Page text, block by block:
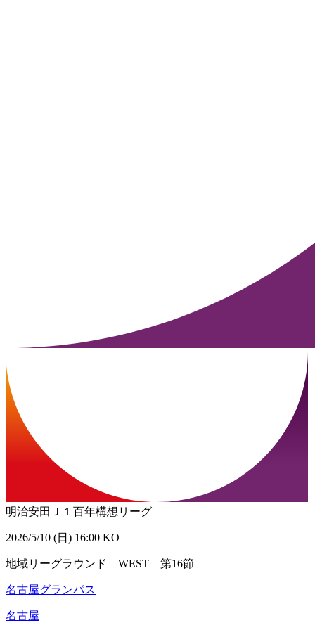
明治安田Ｊ１百年構想リーグ
2026/5/10 (日) 16:00 KO
地域リーグラウンド WEST 第16節
名古屋グランパス
名古屋